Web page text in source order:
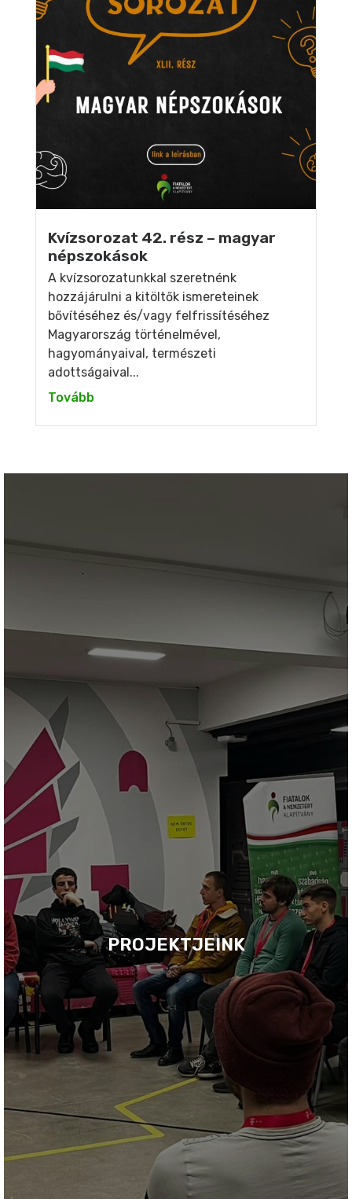
Kvízsorozat 42. rész – magyar
népszokások
A kvízsorozatunkkal szeretnénk
hozzájárulni a kitöltők ismereteinek
bővítéséhez és/vagy felfrissítéséhez
Magyarország történelmével,
hagyományaival, természeti
adottságaival...
Tovább
PROJEKTJEINK